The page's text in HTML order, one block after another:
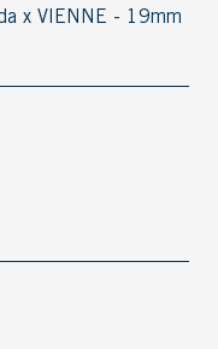
x VIENNE - 19mm